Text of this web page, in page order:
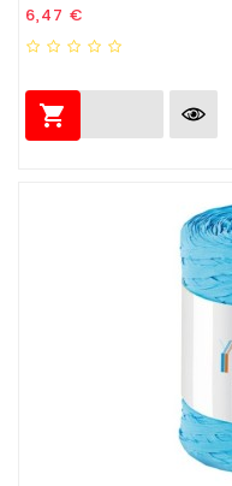
Prezzo
6,47 €
